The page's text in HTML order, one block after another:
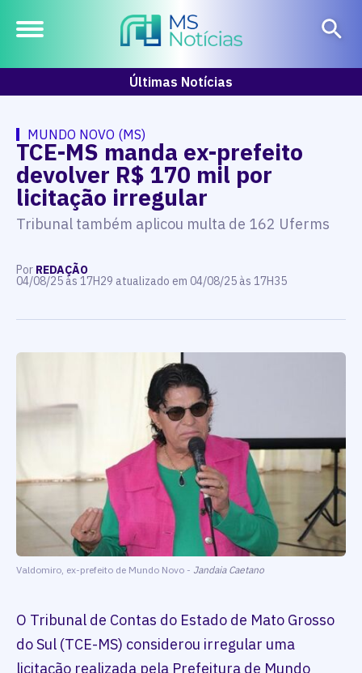
Últimas Notícias
MUNDO NOVO (MS)
TCE-MS manda ex-prefeito
devolver R$ 170 mil por
licitação irregular
Tribunal também aplicou multa de 162 Uferms
Por REDAÇÃO
04/08/25 às 17H29 atualizado em 04/08/25 às 17H35
Valdomiro, ex-prefeito de Mundo Novo - Jandaia Caetano
O Tribunal de Contas do Estado de Mato Grosso
do Sul (TCE-MS) considerou irregular uma
licitação realizada pela Prefeitura de Mundo